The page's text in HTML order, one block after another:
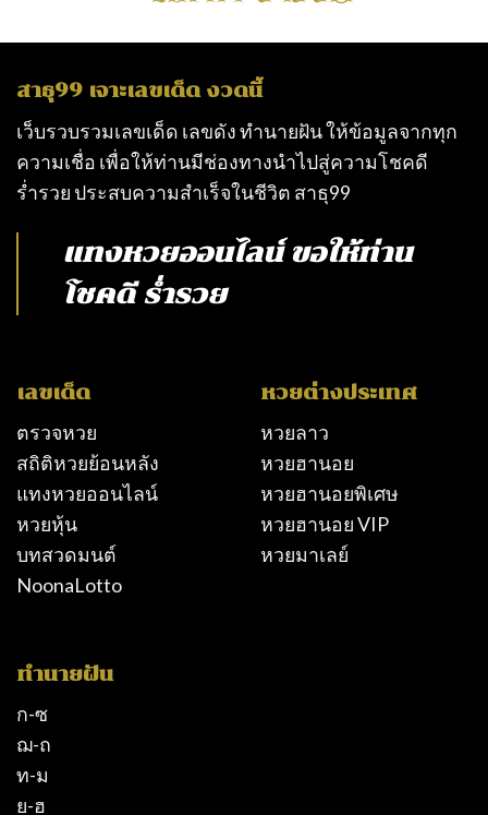
สาธุ99 เจาะเลขเด็ด งวดนี้
เว็บรวบรวมเลขเด็ด เลขดัง ทำนายฝัน ให้ข้อมูลจากทุก
ความเชื่อ เพื่อให้ท่านมีช่องทางนำไปสู่ความโชคดี
ร่ำรวย ประสบความสำเร็จในชีวิต สาธุ99
แทงหวยออนไลน์ขอให้ท่าน
โชคดี ร่ำรวย
เลขเด็ด
ตรวจหวย
สถิติหวยย้อนหลัง
แทงหวยออนไลน์
หวยหุ้น
บทสวดมนต์
NoonaLotto
หวยต่างประเทศ
หวยลาว
หวยฮานอย
หวยฮานอยพิเศษ
หวยฮานอย VIP
หวยมาเลย์
ทำนายฝัน
ก-ซ
ฌ-ถ
ท-ม
ย-ฮ